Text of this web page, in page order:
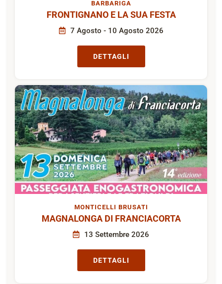
BARBARIGA
FRONTIGNANO E LA SUA FESTA
7 Agosto - 10 Agosto 2026
DETTAGLI
MONTICELLI BRUSATI
MAGNALONGA DI FRANCIACORTA
13 Settembre 2026
DETTAGLI